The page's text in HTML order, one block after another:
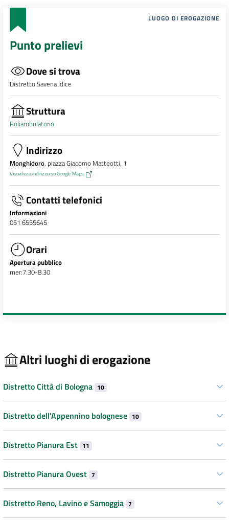
LUOGO DI EROGAZIONE
Punto prelievi
Dove si trova
Distretto Savena Idice
Struttura
Poliambulatorio
Indirizzo
Monghidoro, piazza Giacomo Matteotti, 1
Visualizza indirizzo su Google Maps
Contatti telefonici
Informazioni
051 6555645
Orari
Apertura pubblico
mer:7.30-8.30
Altri luoghi di erogazione
Distretto Città di Bologna 10
Distretto dell’Appennino bolognese 10
Distretto Pianura Est 11
Distretto Pianura Ovest 7
Distretto Reno, Lavino e Samoggia 7